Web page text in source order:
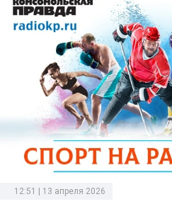
12:51 | 13 апреля 2026